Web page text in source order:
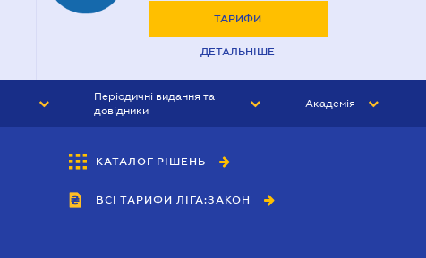
ТАРИФИ
ДЕТАЛЬНІШЕ
Періодичні видання та
довідники
БУХГАЛТЕР&ЗАКОН
ВІСНИК МСФЗ
Академія
КАТАЛОГ РІШЕНЬ
ВСІ ТАРИФИ ЛІГА:ЗАКОН